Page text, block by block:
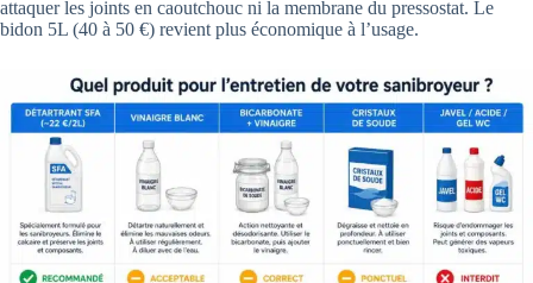
attaquer les joints en caoutchouc ni la membrane du pressostat. Le
bidon 5L (40 à 50 €) revient plus économique à l’usage.